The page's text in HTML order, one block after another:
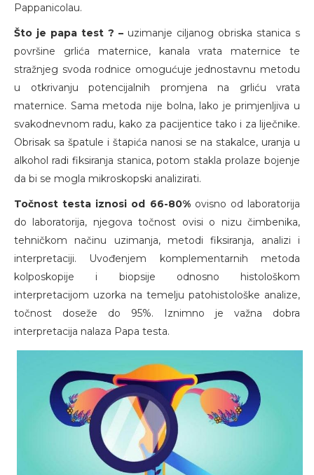
Pappanicolau.
Što je papa test ? – uzimanje ciljanog obriska stanica s
površine grlića maternice, kanala vrata maternice te
stražnjeg svoda rodnice omogućuje jednostavnu metodu
u otkrivanju potencijalnih promjena na grliću vrata
maternice. Sama metoda nije bolna, lako je primjenljiva u
svakodnevnom radu, kako za pacijentice tako i za liječnike.
Obrisak sa špatule i štapića nanosi se na stakalce, uranja u
alkohol radi fiksiranja stanica, potom stakla prolaze bojenje
da bi se mogla mikroskopski analizirati.
Točnost testa iznosi od 66-80%ovisno od laboratorija
do laboratorija, njegova točnost ovisi o nizu čimbenika,
tehničkom načinu uzimanja, metodi fiksiranja, analizi i
interpretaciji. Uvođenjem komplementarnih metoda
kolposkopije i biopsije odnosno histološkom
interpretacijom uzorka na temelju patohistološke analize,
točnost doseže do 95%. Iznimno je važna dobra
interpretacija nalaza Papa testa.